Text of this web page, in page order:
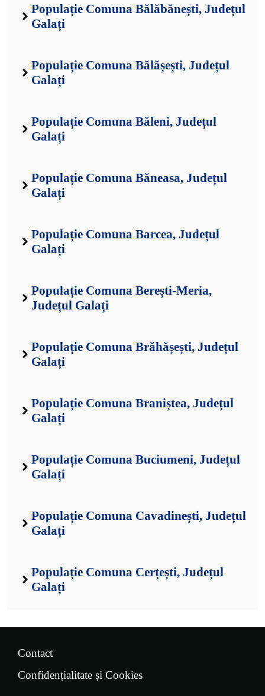
Populație Comuna Bălăbănești, Județul
Galați
Populație Comuna Bălășești, Județul
Galați
Populație Comuna Băleni, Județul
Galați
Populație Comuna Băneasa, Județul
Galați
Populație Comuna Barcea, Județul
Galați
Populație Comuna Berești-Meria,
Județul Galați
Populație Comuna Brăhășești, Județul
Galați
Populație Comuna Braniștea, Județul
Galați
Populație Comuna Buciumeni, Județul
Galați
Populație Comuna Cavadinești, Județul
Galați
Populație Comuna Cerțești, Județul
Galați
Contact
Confidențialitate și Cookies